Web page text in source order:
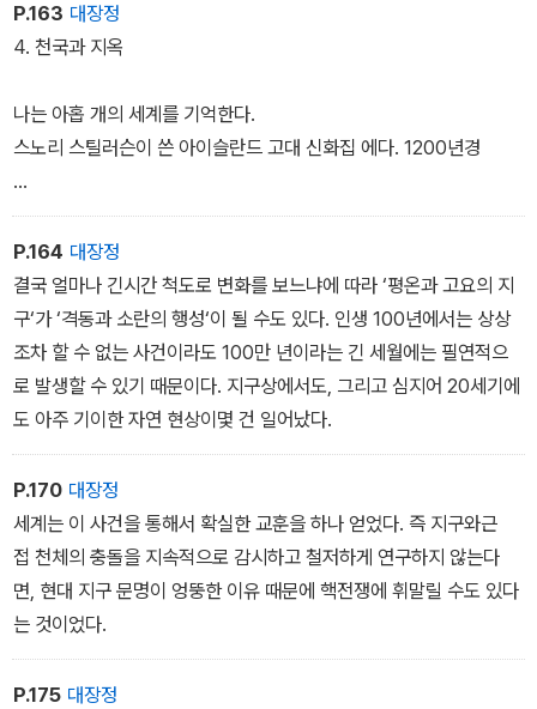
변함없는 울림을 갖는다.
P.163 대장정
4. 천국과 지옥
나는 아홉 개의 세계를 기억한다.
스노리 스틸러슨이 쓴 아이슬란드 고대 신화집 에다. 1200년경
나는 죽음, 세상을 깨뜨리는 자가 되었노라.
<바가바드기타>
천국과 지옥으로 가는 갈림길에는 똑같이 생긴 두 개의 문이나란
히 서 있다.
니코스 카잔차키스, 그리스도 최후의 유혹
P.164 대장정
결국 얼마나 긴시간 척도로 변화를 보느냐에 따라 ‘평온과 고요의 지
구‘가 ‘격동과 소란의 행성‘이 될 수도 있다. 인생 100년에서는 상상
조차 할 수 없는 사건이라도 100만 년이라는 긴 세월에는 필연적으
로 발생할 수 있기 때문이다. 지구상에서도, 그리고 심지어 20세기에
도 아주 기이한 자연 현상이몇 건 일어났다.
P.170 대장정
세계는 이 사건을 통해서 확실한 교훈을 하나 얻었다. 즉 지구와근
접 천체의 충돌을 지속적으로 감시하고 철저하게 연구하지 않는다
면, 현대 지구 문명이 엉뚱한 이유 때문에 핵전쟁에 휘말릴 수도 있다
는 것이었다.
P.175 대장정